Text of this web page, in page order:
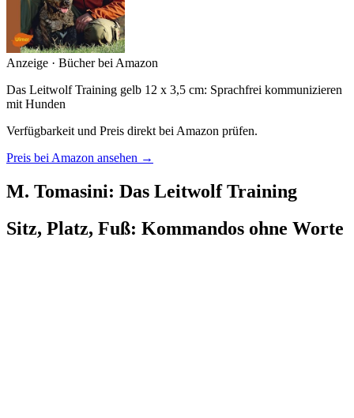
Anzeige · Bücher bei Amazon
Das Leitwolf Training gelb 12 x 3,5 cm: Sprachfrei kommunizieren
mit Hunden
Verfügbarkeit und Preis direkt bei Amazon prüfen.
Preis bei Amazon ansehen →
M. Tomasini: Das Leitwolf Training
Sitz, Platz, Fuß: Kommandos ohne Worte